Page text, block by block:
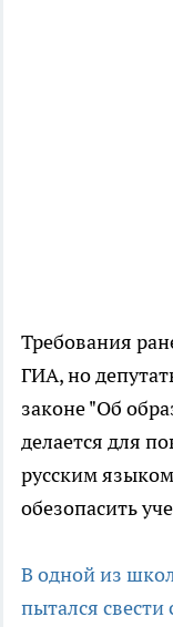
Требования
ГИА, но
законе "Об
делается для
русским
обезопасить
В одной из
пытался